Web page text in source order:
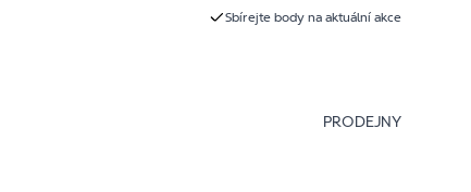
Sbírejte body na aktuální akce
PRODEJNY